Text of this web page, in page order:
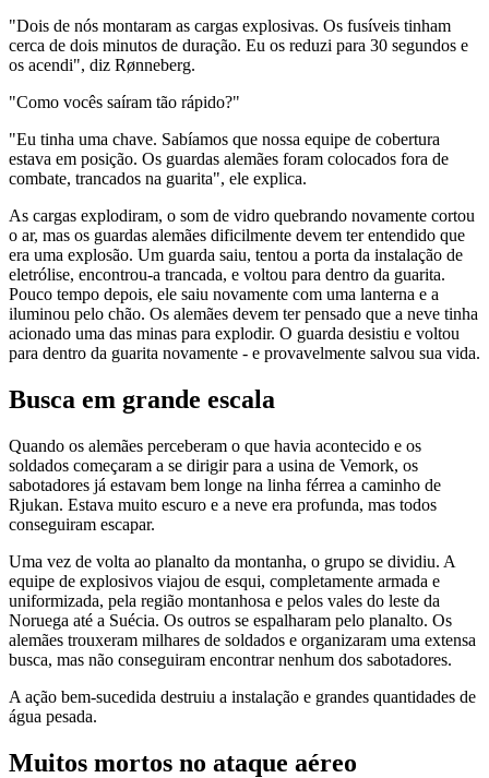
"Dois de nós montaram as cargas explosivas. Os fusíveis tinham
cerca de dois minutos de duração. Eu os reduzi para 30 segundos e
os acendi", diz Rønneberg.
"Como vocês saíram tão rápido?"
"Eu tinha uma chave. Sabíamos que nossa equipe de cobertura
estava em posição. Os guardas alemães foram colocados fora de
combate, trancados na guarita", ele explica.
As cargas explodiram, o som de vidro quebrando novamente cortou
o ar, mas os guardas alemães dificilmente devem ter entendido que
era uma explosão. Um guarda saiu, tentou a porta da instalação de
eletrólise, encontrou-a trancada, e voltou para dentro da guarita.
Pouco tempo depois, ele saiu novamente com uma lanterna e a
iluminou pelo chão. Os alemães devem ter pensado que a neve tinha
acionado uma das minas para explodir. O guarda desistiu e voltou
para dentro da guarita novamente - e provavelmente salvou sua vida.
Busca em grande escala
Quando os alemães perceberam o que havia acontecido e os
soldados começaram a se dirigir para a usina de Vemork, os
sabotadores já estavam bem longe na linha férrea a caminho de
Rjukan. Estava muito escuro e a neve era profunda, mas todos
conseguiram escapar.
Uma vez de volta ao planalto da montanha, o grupo se dividiu. A
equipe de explosivos viajou de esqui, completamente armada e
uniformizada, pela região montanhosa e pelos vales do leste da
Noruega até a Suécia. Os outros se espalharam pelo planalto. Os
alemães trouxeram milhares de soldados e organizaram uma extensa
busca, mas não conseguiram encontrar nenhum dos sabotadores.
A ação bem-sucedida destruiu a instalação e grandes quantidades de
água pesada.
Muitos mortos no ataque aéreo